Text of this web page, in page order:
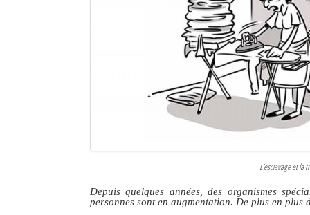
L’esclavage et la
Depuis quelques années, des organismes
personnes sont en augmentation. De plus en